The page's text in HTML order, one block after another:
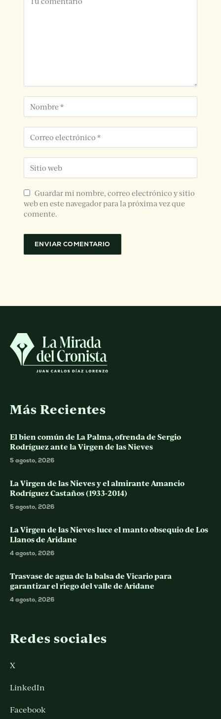
Guardar mi nombre, correo electrónico y sitio
web en este navegador para la próxima vez que
comente.
Más Recientes
El bien común de La Palma, ofrenda de Sergio
Rodríguez ante la Virgen de las Nieves
5 agosto, 2026
La Virgen de las Nieves y el almirante Amancio
Rodríguez Castaños (1933-2014)
5 agosto, 2026
La Virgen de las Nieves luce el manto obsequio de Los
Llanos de Aridane
4 agosto, 2026
Trasvase de agua de la balsa de Vicario para
garantizar el riego del valle de Aridane
4 agosto, 2026
Redes sociales
X
LinkedIn
Facebook